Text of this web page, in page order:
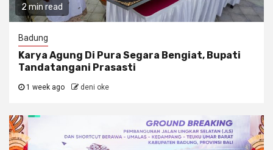
2 min read
Badung
Karya Agung Di Pura Segara Bengiat, Bupati
Tandatangani Prasasti
1 week ago deni oke